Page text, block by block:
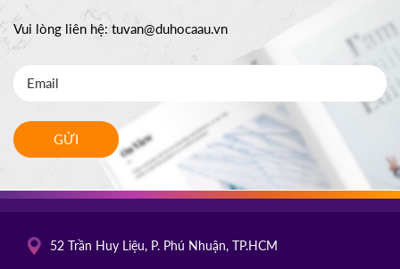
Vui lòng liên hệ: tuvan@duhocaau.vn
GỬI
52 Trần Huy Liệu, P. Phú Nhuận, TP.HCM